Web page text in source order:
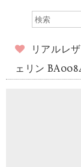
リアルレ
ェリン